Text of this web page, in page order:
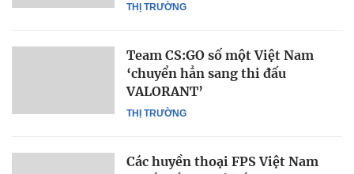
THỊ TRƯỜNG
THỊ TRƯỜNG
Team CS:GO số một Việt Nam
‘chuyển hẳn sang thi đấu
VALORANT’
Các huyền thoại FPS Việt Nam